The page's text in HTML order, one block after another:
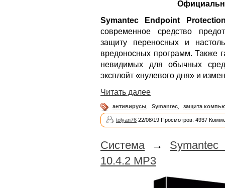
Symantec Endpoint
современное средство
защиту переносных и
вредоносных программ. Также
невидимых для обычных
эксплойт «нулевого дня» и
Читать далее
антивирусы Symantec защита
tolyan76 22/08/19 Просмотров: 4937
Система → Symantec
10.4.2 MP3